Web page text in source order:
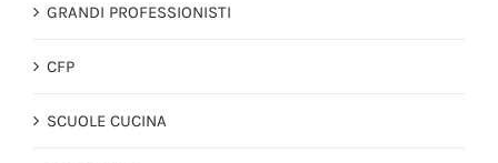
GRANDI PROFESSIONISTI
CFP
SCUOLE CUCINA